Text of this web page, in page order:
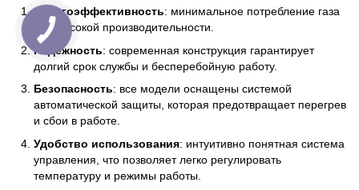
Энергоэффективность: минимальное потребление газа
при высокой производительности.
Надежность: современная конструкция гарантирует
долгий срок службы и бесперебойную работу.
Безопасность: все модели оснащены системой
автоматической защиты, которая предотвращает перегрев
и сбои в работе.
Удобство использования: интуитивно понятная система
управления, что позволяет легко регулировать
температуру и режимы работы.